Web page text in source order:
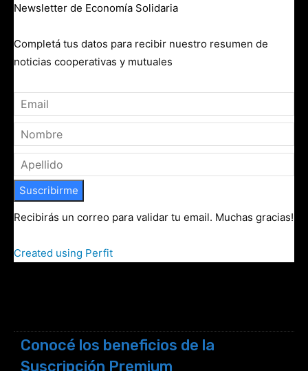
Newsletter de Economía Solidaria
Completá tus datos para recibir nuestro resumen de
noticias cooperativas y mutuales
Suscribirme
Recibirás un correo para validar tu email. Muchas gracias!
Created using Perfit
Conocé los beneficios de la
Suscripción Premium